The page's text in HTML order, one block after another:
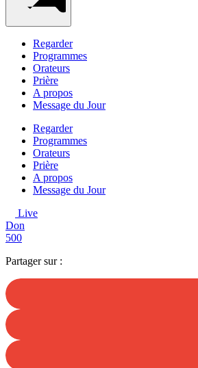
Regarder
Programmes
Orateurs
Prière
A propos
Message du Jour
Regarder
Programmes
Orateurs
Prière
A propos
Message du Jour
Live
Don
500
Partager sur :